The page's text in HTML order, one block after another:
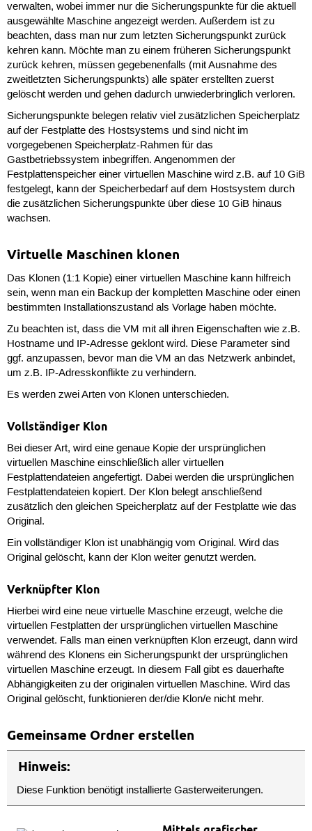
verwalten, wobei immer nur die Sicherungspunkte für die aktuell
ausgewählte Maschine angezeigt werden. Außerdem ist zu
beachten, dass man nur zum letzten Sicherungspunkt zurück
kehren kann. Möchte man zu einem früheren Sicherungspunkt
zurück kehren, müssen gegebenenfalls (mit Ausnahme des
zweitletzten Sicherungspunkts) alle später erstellten zuerst
gelöscht werden und gehen dadurch unwiederbringlich verloren.
Sicherungspunkte belegen relativ viel zusätzlichen Speicherplatz
auf der Festplatte des Hostsystems und sind nicht im
vorgegebenen Speicherplatz-Rahmen für das
Gastbetriebssystem inbegriffen. Angenommen der
Festplattenspeicher einer virtuellen Maschine wird z.B. auf 10 GiB
festgelegt, kann der Speicherbedarf auf dem Hostsystem durch
die zusätzlichen Sicherungspunkte über diese 10 GiB hinaus
wachsen.
Virtuelle Maschinen klonen
Das Klonen (1:1 Kopie) einer virtuellen Maschine kann hilfreich
sein, wenn man ein Backup der kompletten Maschine oder einen
bestimmten Installationszustand als Vorlage haben möchte.
Zu beachten ist, dass die VM mit all ihren Eigenschaften wie z.B.
Hostname und IP-Adresse geklont wird. Diese Parameter sind
ggf. anzupassen, bevor man die VM an das Netzwerk anbindet,
um z.B. IP-Adresskonflikte zu verhindern.
Es werden zwei Arten von Klonen unterschieden.
Vollständiger Klon
Bei dieser Art, wird eine genaue Kopie der ursprünglichen
virtuellen Maschine einschließlich aller virtuellen
Festplattendateien angefertigt. Dabei werden die ursprünglichen
Festplattendateien kopiert. Der Klon belegt anschließend
zusätzlich den gleichen Speicherplatz auf der Festplatte wie das
Original.
Ein vollständiger Klon ist unabhängig vom Original. Wird das
Original gelöscht, kann der Klon weiter genutzt werden.
Verknüpfter Klon
Hierbei wird eine neue virtuelle Maschine erzeugt, welche die
virtuellen Festplatten der ursprünglichen virtuellen Maschine
verwendet. Falls man einen verknüpften Klon erzeugt, dann wird
während des Klonens ein Sicherungspunkt der ursprünglichen
virtuellen Maschine erzeugt. In diesem Fall gibt es dauerhafte
Abhängigkeiten zu der originalen virtuellen Maschine. Wird das
Original gelöscht, funktionieren der/die Klon/e nicht mehr.
Gemeinsame Ordner erstellen
Hinweis:
Diese Funktion benötigt installierte Gasterweiterungen.